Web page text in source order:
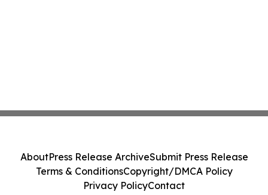
AboutPress Release ArchiveSubmit Press Release
Terms & ConditionsCopyright/DMCA Policy
Privacy PolicyContact